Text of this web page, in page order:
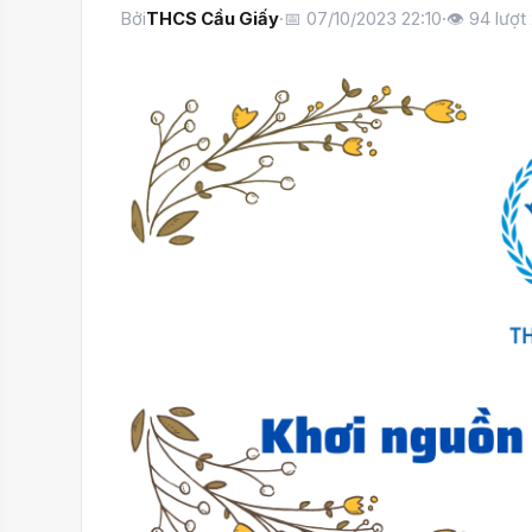
BởiTHCS Cầu Giấy·📅 07/10/2023 22:10·👁 94 lượt